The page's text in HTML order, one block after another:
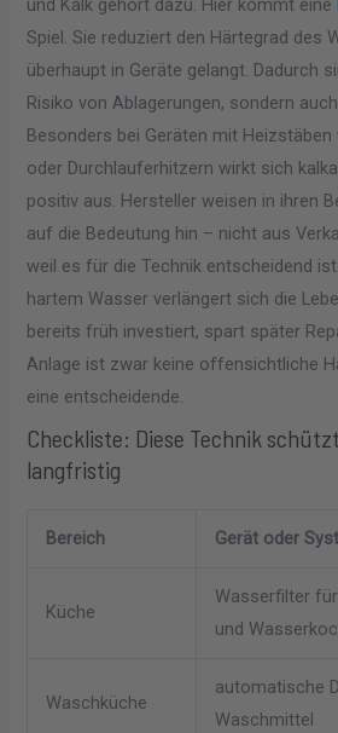
und Kalk gehört dazu. Hier kommt eine
Spiel. Sie reduziert den Härtegrad des
überhaupt in Geräte gelangt. Dadurch
Risiko von Ablagerungen, sondern
Besonders bei Geräten mit
oder Durchlauferhitzern wirkt sich
positiv aus. Hersteller weisen in ihren
auf die Bedeutung hin – nicht aus
weil es für die Technik entscheidend
hartem Wasser verlängert sich die
bereits früh investiert, spart später
Anlage ist zwar keine offensichtliche
eine entscheidende.
Checkliste: Diese Technik
langfristig
Bereich Gerät oder
Küche
Wasserfilter
und
Waschküche
automatische
Waschmittel